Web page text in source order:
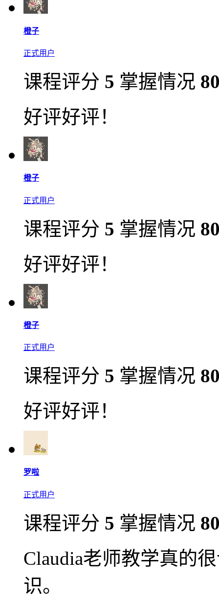
橙子
正式用户
课程评分 5 掌握情况
好评好评！
橙子
正式用户
课程评分 5 掌握情况
好评好评！
橙子
正式用户
课程评分 5 掌握情况
好评好评！
罗啦
正式用户
课程评分 5 掌握情况
Claudia老师教学真的
识。